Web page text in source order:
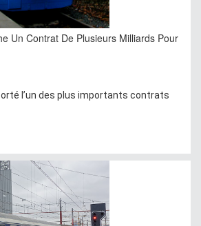
Un Contrat De Plusieurs Milliards Pour
l’un des plus importants contrats